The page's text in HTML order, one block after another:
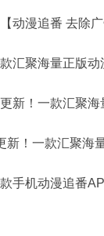
动漫追番 去除
汇聚海量正版
新！一款汇聚
新！一款汇聚海
手机动漫追番